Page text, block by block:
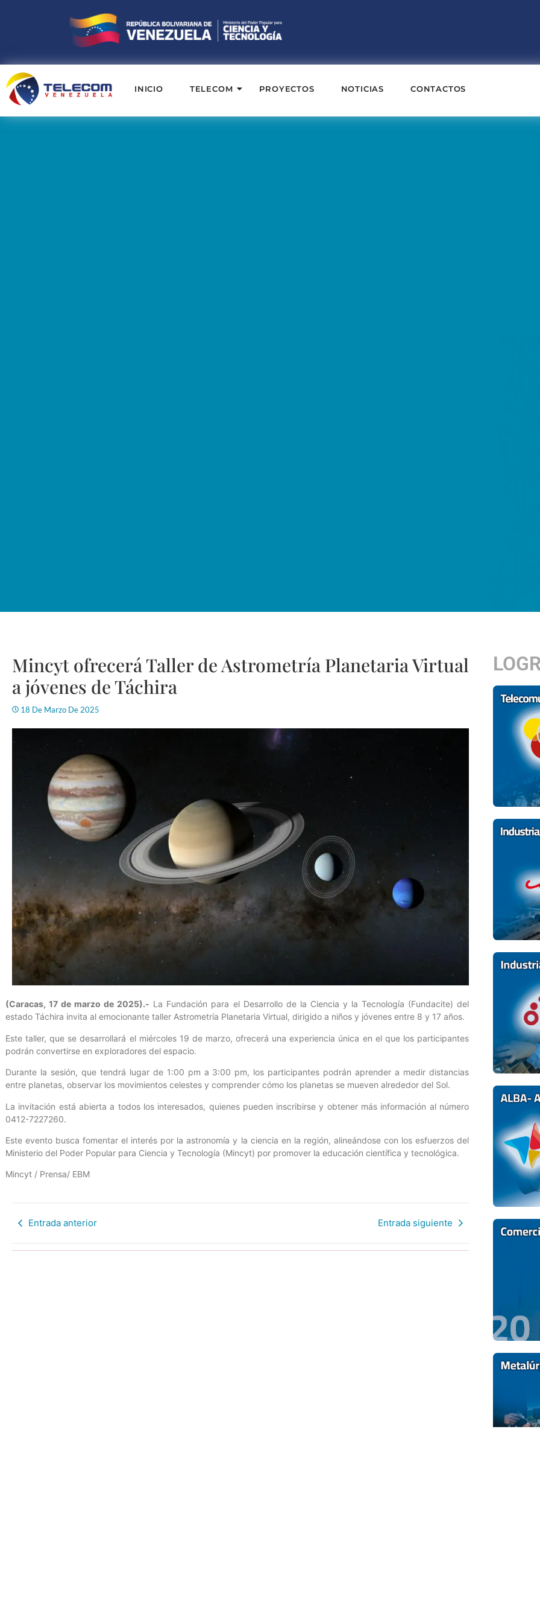
INICIO TELECOM PROYECTOS NOTICIAS CONTACTOS
Mincyt ofrecerá Taller de Astrometría Planetaria Virtual
a jóvenes de Táchira
18 De Marzo De 2025
(Caracas, 17 de marzo de 2025).- La Fundación para el Desarrollo de la Ciencia y la Tecnología (Fundacite) del
estado Táchira invita al emocionante taller Astrometría Planetaria Virtual, dirigido a niños y jóvenes entre 8 y 17 años.
Este taller, que se desarrollará el miércoles 19 de marzo, ofrecerá una experiencia única en el que los participantes
podrán convertirse en exploradores del espacio.
Durante la sesión, que tendrá lugar de 1:00 pm a 3:00 pm, los participantes podrán aprender a medir distancias
entre planetas, observar los movimientos celestes y comprender cómo los planetas se mueven alrededor del Sol.
La invitación está abierta a todos los interesados, quienes pueden inscribirse y obtener más información al número
0412-7227260.
Este evento busca fomentar el interés por la astronomía y la ciencia en la región, alineándose con los esfuerzos del
Ministerio del Poder Popular para Ciencia y Tecnología (Mincyt) por promover la educación científica y tecnológica.
Mincyt / Prensa/ EBM
Entrada anterior Entrada siguiente